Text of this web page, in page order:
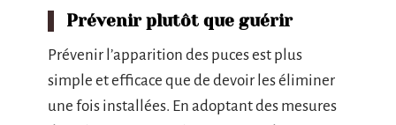
Prévenir plutôt que guérir
Prévenir l’apparition des puces est plus
simple et efficace que de devoir les éliminer
une fois installées. En adoptant des mesures